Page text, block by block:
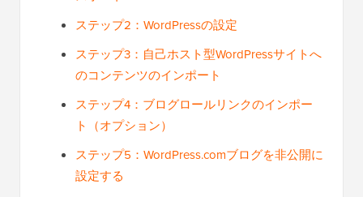
ステップ2：WordPressの設定
ステップ3：自己ホスト型WordPressサイトへ
のコンテンツのインポート
ステップ4：ブログロールリンクのインポー
ト（オプション）
ステップ5：WordPress.comブログを非公開に
設定する